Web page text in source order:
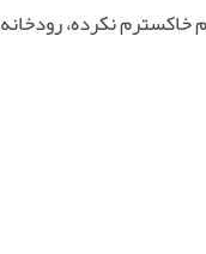
نکرده، رودخانه